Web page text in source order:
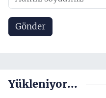
Gönder
Yükleniyor...